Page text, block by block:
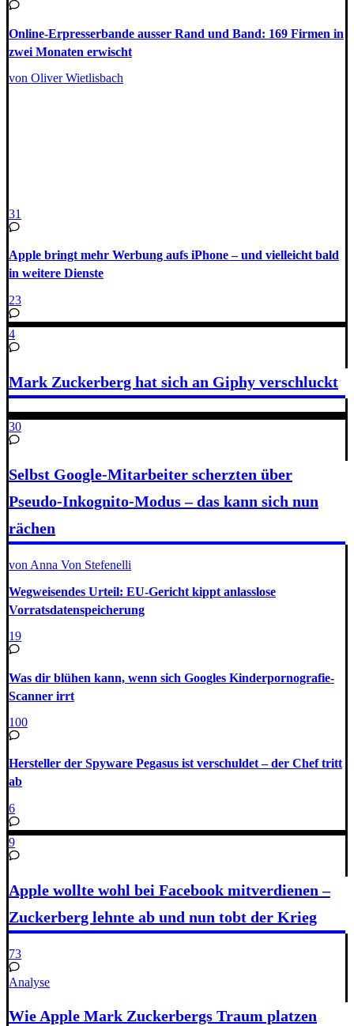
Online-Erpresserbande ausser Rand und Band: 169 Firmen in
zwei Monaten erwischt
von Oliver Wietlisbach
31
Apple bringt mehr Werbung aufs iPhone – und vielleicht bald
in weitere Dienste
23
4
Mark Zuckerberg hat sich an Giphy verschluckt
30
Selbst Google-Mitarbeiter scherzten über
Pseudo-Inkognito-Modus – das kann sich nun
rächen
von Anna Von Stefenelli
Wegweisendes Urteil: EU-Gericht kippt anlasslose
Vorratsdatenspeicherung
19
Was dir blühen kann, wenn sich Googles Kinderpornografie-
Scanner irrt
100
Hersteller der Spyware Pegasus ist verschuldet – der Chef tritt
ab
6
9
Apple wollte wohl bei Facebook mitverdienen –
Zuckerberg lehnte ab und nun tobt der Krieg
73
Analyse
Wie Apple Mark Zuckerbergs Traum platzen